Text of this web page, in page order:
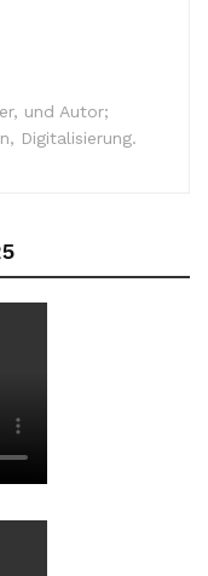
und Autor;
Digitalisierung.